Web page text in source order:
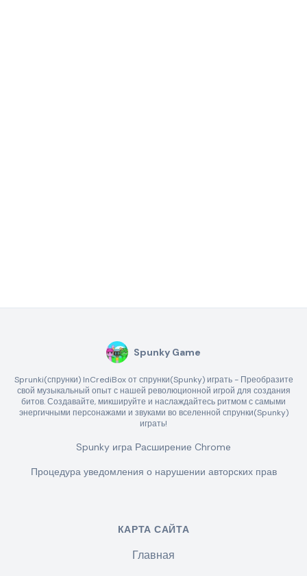
Spunky Game
Sprunki(спрунки) InCrediBox от спрунки(Spunky) играть - Преобразите
свой музыкальный опыт с нашей революционной игрой для создания
битов. Создавайте, микшируйте и наслаждайтесь ритмом с самыми
энергичными персонажами и звуками во вселенной спрунки(Spunky)
играть!
Spunky игра Расширение Chrome
Процедура уведомления о нарушении авторских прав
КАРТА САЙТА
Главная